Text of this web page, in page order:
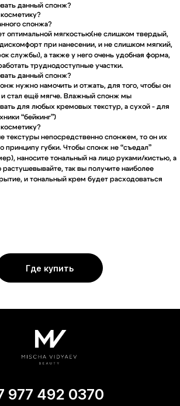
данный спонж?
спонжа?
оптимальной мягкостью(не слишком твердый,
при нанесении, и не слишком мягкий,
службы), а также у него очень удобная форма,
труднодоступные участки.
данный спонж?
нужно намочить и отжать, для того, чтобы он
и стал ещё мягче. Влажный спонж мы
для любых кремовых текстур, а сухой - для
“бейкинг”)
текстуры непосредственно спонжем, то он их
принципу губки. Чтобы спонж не “съедал”
наносите тональный на лицо руками/кистью, а
так вы получите наиболее
и тональный крем будет расходоваться
Где купить
977 492 0370